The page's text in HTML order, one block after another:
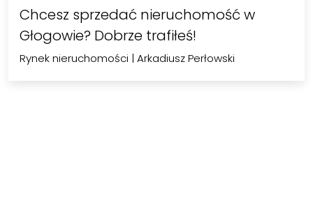
Chcesz sprzedać nieruchomość w
Głogowie? Dobrze trafiłeś!
Rynek nieruchomości | Arkadiusz Perłowski